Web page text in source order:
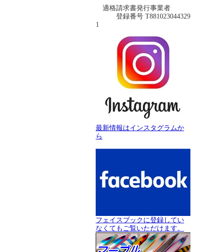
適格請求書発行事業者
登録番号 T881023044329
1
最新情報はインスタグラムか
ら
フェイスブックに登録してい
なくてもご覧いただけます。